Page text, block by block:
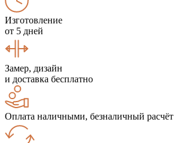
Изготовление
от 5 дней
Замер, дизайн
и доставка бесплатно
Оплата наличными, безналичный расчёт